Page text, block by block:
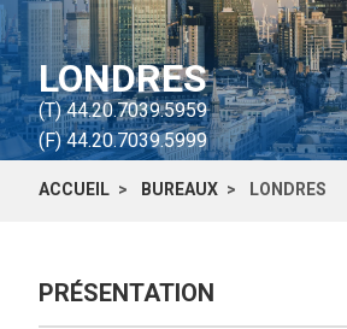
LONDRES
(T) 44.20.7039.5959
(F) 44.20.7039.5999
ACCUEIL BUREAUX LONDRES
PRÉSENTATION